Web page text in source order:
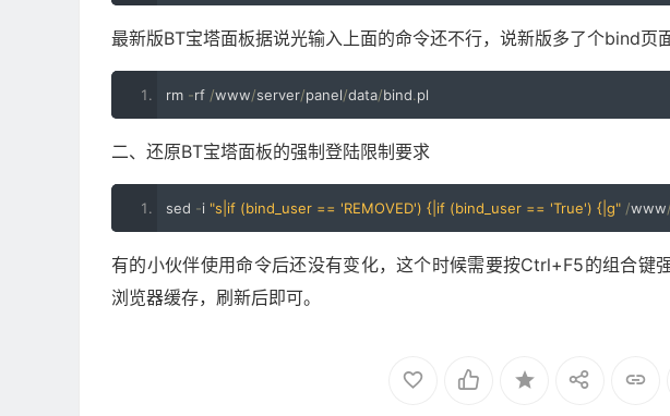
最新版BT宝塔面板据说光输入上面的命令还不行，说新版多了个bind页
rm -rf /www/server/panel/data/bind.pl
二、还原BT宝塔面板的强制登陆限制要求
sed -i "s|if (bind_user == 'REMOVED') {|if (bind_user == 'True') {|g" /www/
有的小伙伴使用命令后还没有变化，这个时候需要按Ctrl+F5的组合键
浏览器缓存，刷新后即可。